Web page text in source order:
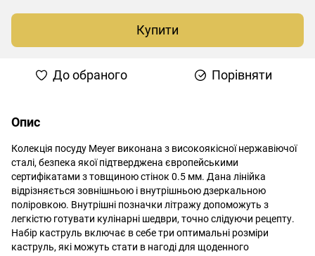
Купити
До обраного Порівняти
Опис
Колекція посуду Meyer виконана з високоякісної нержавіючої
сталі, безпека якої підтверджена європейськими
сертифікатами з товщиною стінок 0.5 мм. Дана лінійка
відрізняється зовнішньою і внутрішньою дзеркальною
поліровкою. Внутрішні позначки літражу допоможуть з
легкістю готувати кулінарні шедври, точно слідуючи рецепту.
Набір каструль включає в себе три оптимальні розміри
каструль, які можуть стати в нагоді для щоденного